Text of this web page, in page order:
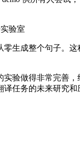
验室
生成整个句子。这
验做得非常完善，
任务的未来研究